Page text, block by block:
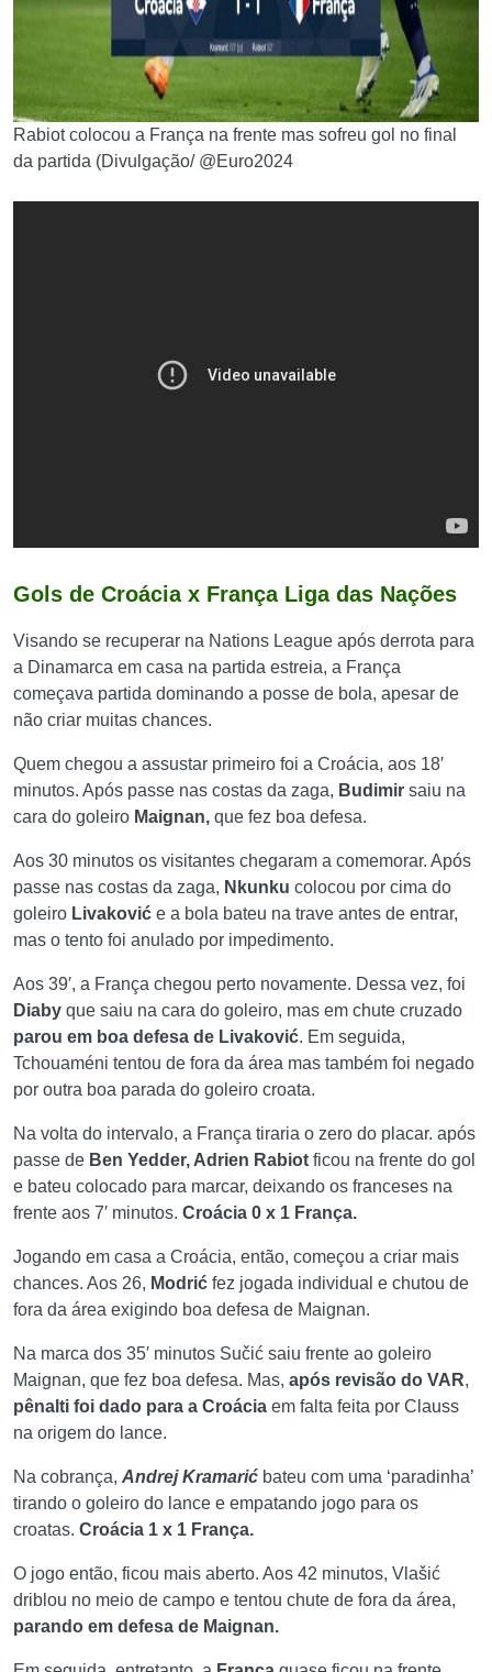
Rabiot colocou a França na frente mas sofreu gol no final
da partida (Divulgação/ @Euro2024
Gols de Croácia x França Liga das Nações
Visando se recuperar na Nations League após derrota para
a Dinamarca em casa na partida estreia, a França
começava partida dominando a posse de bola, apesar de
não criar muitas chances.
Quem chegou a assustar primeiro foi a Croácia, aos 18′
minutos. Após passe nas costas da zaga, Budimir saiu na
cara do goleiro Maignan, que fez boa defesa.
Aos 30 minutos os visitantes chegaram a comemorar. Após
passe nas costas da zaga, Nkunku colocou por cima do
goleiro Livaković e a bola bateu na trave antes de entrar,
mas o tento foi anulado por impedimento.
Aos 39′, a França chegou perto novamente. Dessa vez, foi
Diaby que saiu na cara do goleiro, mas em chute cruzado
parou em boa defesa de Livaković. Em seguida,
Tchouaméni tentou de fora da área mas também foi negado
por outra boa parada do goleiro croata.
Na volta do intervalo, a França tiraria o zero do placar. após
passe de Ben Yedder, Adrien Rabiot ficou na frente do gol
e bateu colocado para marcar, deixando os franceses na
frente aos 7′ minutos. Croácia 0 x 1 França.
Jogando em casa a Croácia, então, começou a criar mais
chances. Aos 26, Modrić fez jogada individual e chutou de
fora da área exigindo boa defesa de Maignan.
Na marca dos 35′ minutos Sučić saiu frente ao goleiro
Maignan, que fez boa defesa. Mas, após revisão do VAR,
pênalti foi dado para a Croácia em falta feita por Clauss
na origem do lance.
Na cobrança, Andrej Kramarić bateu com uma ‘paradinha’
tirando o goleiro do lance e empatando jogo para os
croatas. Croácia 1 x 1 França.
O jogo então, ficou mais aberto. Aos 42 minutos, Vlašić
driblou no meio de campo e tentou chute de fora da área,
parando em defesa de Maignan.